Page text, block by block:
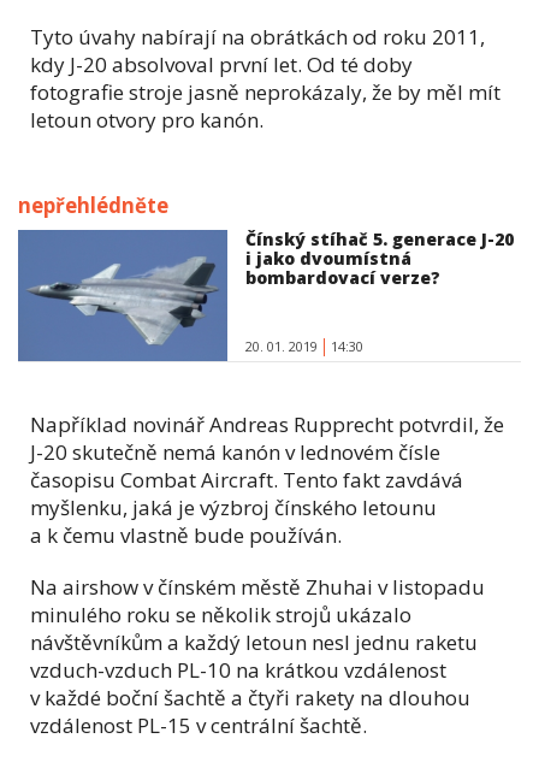
Tyto úvahy nabírají na obrátkách od roku 2011,
kdy J-20 absolvoval první let. Od té doby
fotografie stroje jasně neprokázaly, že by měl mít
letoun otvory pro kanón.
nepřehlédněte
Čínský stíhač 5. generace J-20
i jako dvoumístná
bombardovací verze?
20. 01. 2019 14:30
Například novinář Andreas Rupprecht potvrdil, že
J-20 skutečně nemá kanón v lednovém čísle
časopisu Combat Aircraft. Tento fakt zavdává
myšlenku, jaká je výzbroj čínského letounu
a k čemu vlastně bude používán.
Na airshow v čínském městě Zhuhai v listopadu
minulého roku se několik strojů ukázalo
návštěvníkům a každý letoun nesl jednu raketu
vzduch-vzduch PL-10 na krátkou vzdálenost
v každé boční šachtě a čtyři rakety na dlouhou
vzdálenost PL-15 v centrální šachtě.